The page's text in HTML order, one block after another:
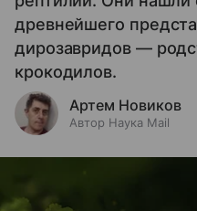
древнейшего
дирозавридов —
крокодилов.
Артем Новиков
Автор Наука Mail